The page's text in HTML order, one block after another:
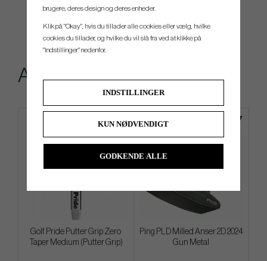
Andre købte også
Golf Pride Putter Grip Zero
Taper Medium (Putter Grip)
Ping PLD Milled Anser 2D 2024
Gun Metal
brugere, deres design og deres enheder.
Klik på "Okay", hvis du tillader alle cookies eller vælg, hvilke
cookies du tillader, og hvilke du vil slå fra ved at klikke på
"Indstillinger" nedenfor.
INDSTILLINGER
KUN NØDVENDIGT
GODKENDE ALLE